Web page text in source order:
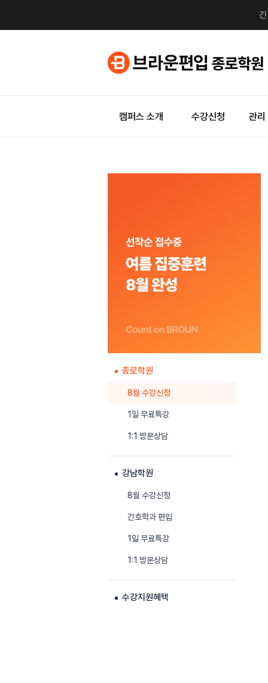
캠퍼스 소개 수강신청 관리
종로학원
8월 수강신청
1일 무료특강
1:1 방문상담
강남학원
8월 수강신청
간호학과 편입
1일 무료특강
1:1 방문상담
수강지원혜택